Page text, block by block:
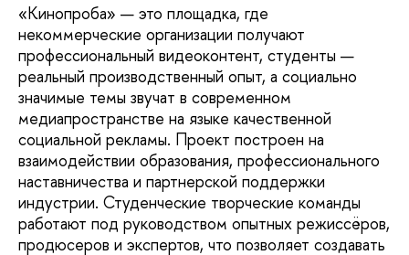
«Кинопроба» — это площадка, где
некоммерческие организации получают
профессиональный видеоконтент, студенты —
реальный производственный опыт, а социально
значимые темы звучат в современном
медиапространстве на языке качественной
социальной рекламы. Проект построен на
взаимодействии образования, профессионального
наставничества и партнерской поддержки
индустрии. Студенческие творческие команды
работают под руководством опытных режиссёров,
продюсеров и экспертов, что позволяет создавать